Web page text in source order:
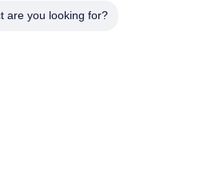
28-37561966-8:00
are you looking for?